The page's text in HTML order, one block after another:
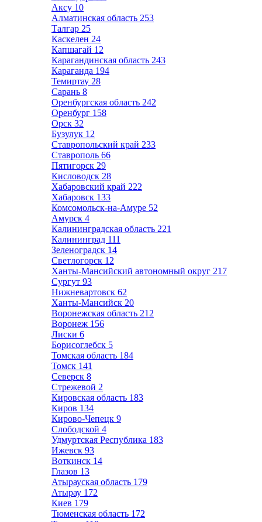
Аксу 10
Алматинская область 253
Талгар 25
Каскелен 24
Капшагай 12
Карагандинская область 243
Караганда 194
Темиртау 28
Сарань 8
Оренбургская область 242
Оренбург 158
Орск 32
Бузулук 12
Ставропольский край 233
Ставрополь 66
Пятигорск 29
Кисловодск 28
Хабаровский край 222
Хабаровск 133
Комсомольск-на-Амуре 52
Амурск 4
Калининградская область 221
Калининград 111
Зеленоградск 14
Светлогорск 12
Ханты-Мансийский автономный округ 217
Сургут 93
Нижневартовск 62
Ханты-Мансийск 20
Воронежская область 212
Воронеж 156
Лиски 6
Борисоглебск 5
Томская область 184
Томск 141
Северск 8
Стрежевой 2
Кировская область 183
Киров 134
Кирово-Чепецк 9
Слободской 4
Удмуртская Республика 183
Ижевск 93
Воткинск 14
Глазов 13
Атырауская область 179
Атырау 172
Киев 179
Тюменская область 172